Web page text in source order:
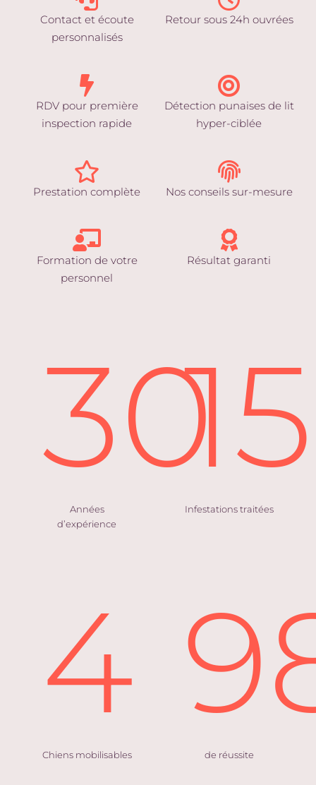
Contact et écoute
personnalisés
Retour sous 24h ouvrées
RDV pour première
inspection rapide
Détection punaises de lit
hyper-ciblée
Prestation complète Nos conseils sur-mesure
Formation de votre
personnel
Résultat garanti
30
Années
d’expérience
Infestations traitées
4
Chiens mobilisables de réussite